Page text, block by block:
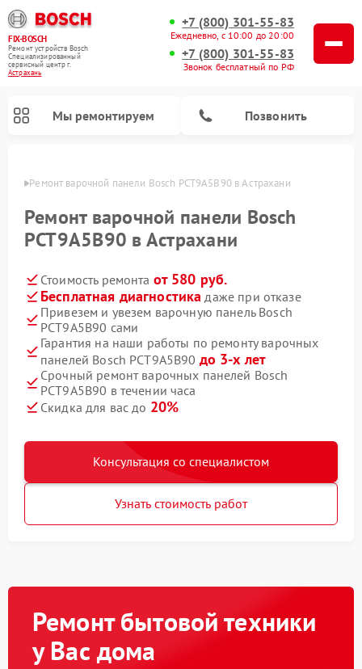
FIX-BOSCH
Ремонт устройств Bosch
Специализированный
cервисный центр г.
Астрахань
+7 (800) 301-55-83
Ежедневно, с 10:00 до 20:00
+7 (800) 301-55-83
Звонок бесплатный по РФ
Мы ремонтируем Позвонить
Ремонт варочной панели Bosch PCT9A5B90 в Астрахани
Ремонт варочной панели Bosch
PCT9A5B90 в Астрахани
Стоимость ремонта от 580 руб.
Бесплатная диагностика даже при отказе
Привезем и увезем варочную панель Bosch
PCT9A5B90 сами
Гарантия на наши работы по ремонту варочных
панелей Bosch PCT9A5B90 до 3-х лет
Срочный ремонт варочных панелей Bosch
PCT9A5B90 в течении часа
Скидка для вас до 20%
Консультация со специалистом
Узнать стоимость работ
Ремонт бытовой техники
у Вас дома